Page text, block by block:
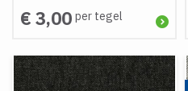
€ 3,00 per tegel